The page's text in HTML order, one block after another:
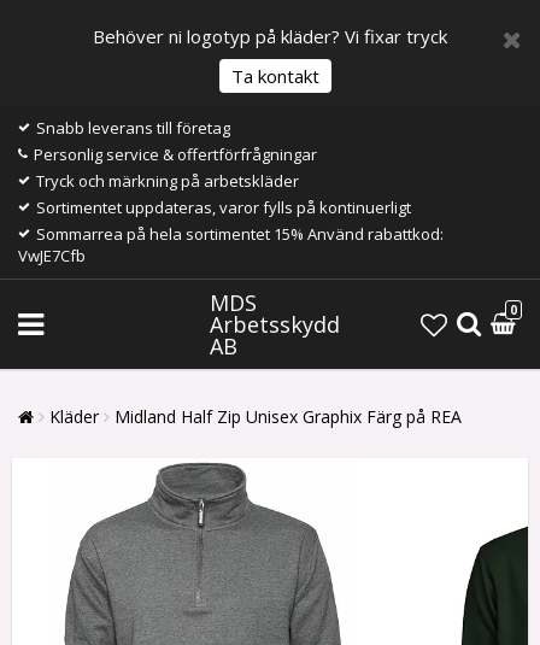
Behöver ni logotyp på kläder? Vi fixar tryck
Ta kontakt
Snabb leverans till företag
Personlig service & offertförfrågningar
Tryck och märkning på arbetskläder
Sortimentet uppdateras, varor fylls på kontinuerligt
Sommarrea på hela sortimentet 15% Använd rabattkod:
VwJE7Cfb
MDS
Arbetsskydd
AB
0
Kläder Midland Half Zip Unisex Graphix Färg på REA